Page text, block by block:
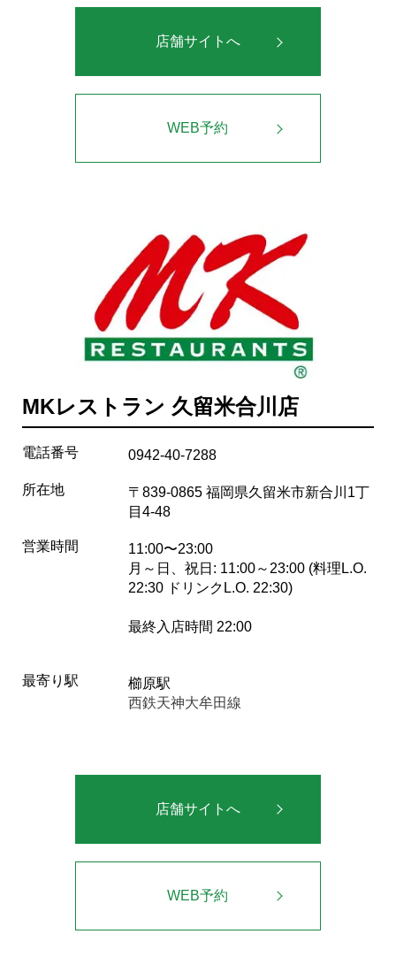
店舗サイトへ
WEB予約
MKレストラン 久留米合川店
電話番号 0942-40-7288
所在地
〒839-0865 福岡県久留米市新合川1丁
目4-48
営業時間
11:00〜23:00
月～日、祝日: 11:00～23:00 (料理L.O.
22:30 ドリンクL.O. 22:30)
最終入店時間 22:00
最寄り駅
櫛原駅
西鉄天神大牟田線
店舗サイトへ
WEB予約